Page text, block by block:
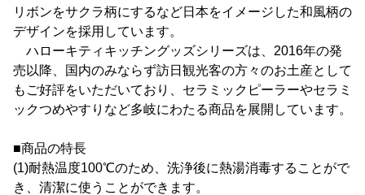
リボンをサクラ柄にするなど日本をイメージした和風柄の
デザインを採用しています。
ハローキティキッチングッズシリーズは、2016年の発
売以降、国内のみならず訪日観光客の方々のお土産として
もご好評をいただいており、セラミックピーラーやセラミ
ックつめやすりなど多岐にわたる商品を展開しています。
■商品の特長
(1)耐熱温度100℃のため、洗浄後に熱湯消毒することがで
き、清潔に使うことができます。